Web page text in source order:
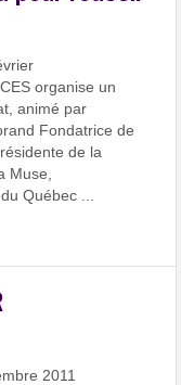
organise un
animé par
Fondatrice de
de la
Muse,
Québec ...
2011